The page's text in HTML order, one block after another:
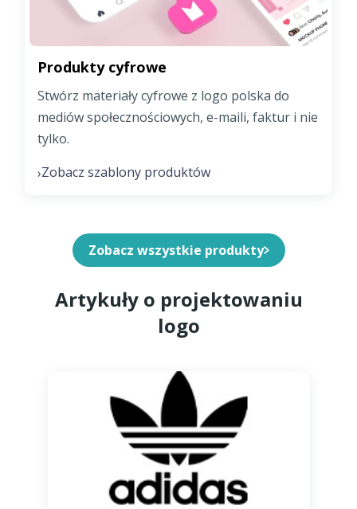
Produkty cyfrowe
Stwórz materiały cyfrowe z logo polska do
mediów społecznościowych, e-maili, faktur i nie
tylko.
›Zobacz szablony produktów
Zobacz wszystkie produkty
Artykuły o projektowaniu
logo